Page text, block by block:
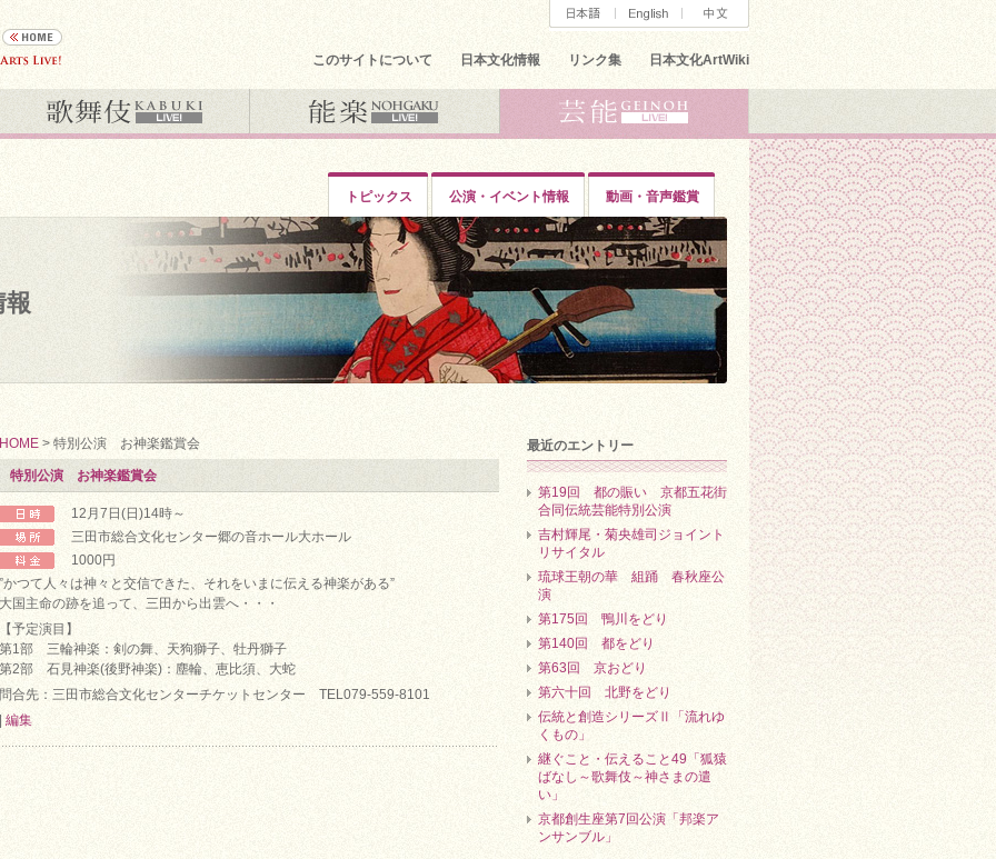
このサイトについて 日本文化情報 リンク集 日本文化ArtWiki
トピックス 公演・イベント情報 動画・音声鑑賞
報
HOME > 特別公演 お神楽鑑賞会
特別公演 お神楽鑑賞会
12月7日(日)14時～
三田市総合文化センター郷の音ホール大ホール
1000円
”かつて人々は神々と交信できた、それをいまに伝える神楽がある”
大国主命の跡を追って、三田から出雲へ・・・
【予定演目】
第1部 三輪神楽：剣の舞、天狗獅子、牡丹獅子
第2部 石見神楽(後野神楽)：塵輪、恵比須、大蛇
問合先：三田市総合文化センターチケットセンター TEL079-559-8101
編集
最近のエントリー
第19回 都の賑い 京都五花街
合同伝統芸能特別公演
吉村輝尾・菊央雄司ジョイント
リサイタル
琉球王朝の華 組踊 春秋座公
演
第175回 鴨川をどり
第140回 都をどり
第63回 京おどり
第六十回 北野をどり
伝統と創造シリーズⅡ「流れゆ
くもの」
継ぐこと・伝えること49「狐猿
ばなし～歌舞伎～神さまの遣
い」
京都創生座第7回公演「邦楽ア
ンサンブル」